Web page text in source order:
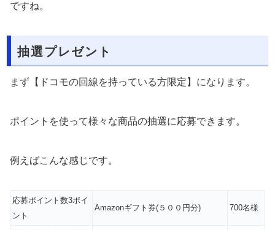
ですね。
抽選プレゼント
まず【ドコモの回線を持っている方限定】になります。
ポイントを使って様々な商品の抽選に応募できます。
例えばこんな感じです。
応募ポイント数3ポイ
ント
Amazonギフト券(５００円分) 700名様